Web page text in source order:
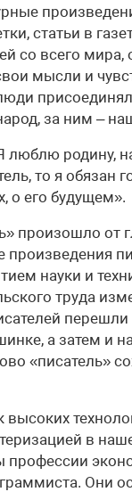
статьи в
со всего мира,
мысли и
за ним –
люблю родину,
то я обязан
о его будущем».
произошло от
произведения
науки и
труда
перешли
а затем и
«писатель»
высоких
в
профессии
Они